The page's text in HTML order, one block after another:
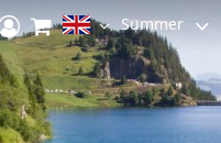
Summer